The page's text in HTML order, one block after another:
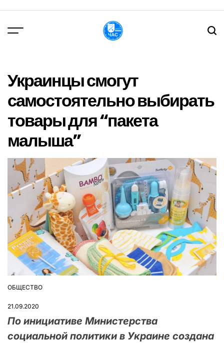
вмісту
Украинцы смогут
самостоятельно выбирать
товары для “пакета
малыша”
ОПУБЛІКУВАТИ
ОБЩЕСТВО
21.09.2020
По инициативе Министерства
социальной политики в Украине создана